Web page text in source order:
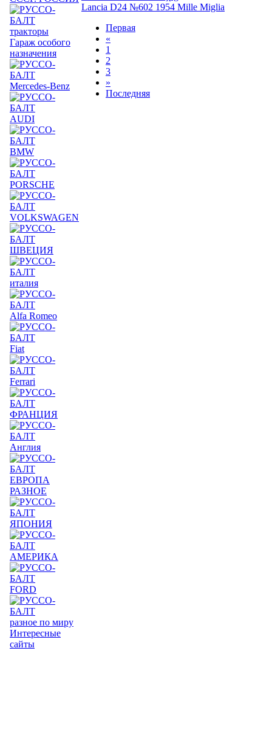
тракторы
Гараж особого
назначения
Mercedes-Benz
AUDI
BMW
PORSCHE
VOLKSWAGEN
ШВЕЦИЯ
италия
Alfa Romeo
Fiat
Ferrari
ФРАНЦИЯ
Англия
ЕВРОПА
РАЗНОЕ
ЯПОНИЯ
АМЕРИКА
FORD
разное по миру
Интересные
сайты
Lancia D24 №602 1954 Mille Miglia
Первая
«
1
2
3
»
Последняя